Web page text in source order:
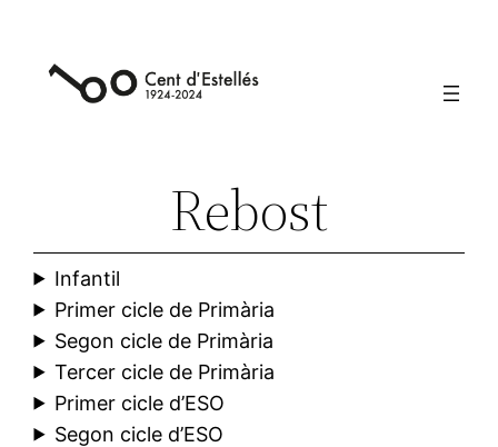
contingut
Rebost
Infantil
Primer cicle de Primària
Segon cicle de Primària
Tercer cicle de Primària
Primer cicle d’ESO
Segon cicle d’ESO